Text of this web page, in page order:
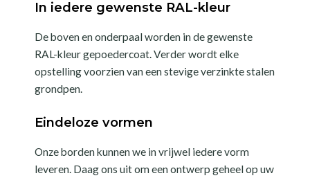
In iedere gewenste RAL-kleur
De boven en onderpaal worden in de gewenste
RAL-kleur gepoedercoat. Verder wordt elke
opstelling voorzien van een stevige verzinkte stalen
grondpen.
Eindeloze vormen
Onze borden kunnen we in vrijwel iedere vorm
leveren. Daag ons uit om een ontwerp geheel op uw